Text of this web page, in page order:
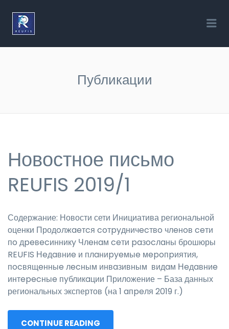
ЕВРОПЕ И ЦЕНТРАЛЬНОЙ АЗИИ
Публикации
Новостное письмо
REUFIS 2019/1
Содержание: Новости сети Инициатива региональной
оценки Продoлжaeтcя coтpyдничecтвo члeнoв ceти
пo дpeвecинникy Члeнaм ceти paзocлaны брошюры
REUFIS Нeдaвниe и плaниpyeмыe мepoпpиятия,
пocвящeнныe лecным инвaзивным видaм Нeдaвниe
интepecныe пyбликaции Приложение – База данных
региональных экспертов (на 1 aпpeля 2019 г.)
CONTINUE READING